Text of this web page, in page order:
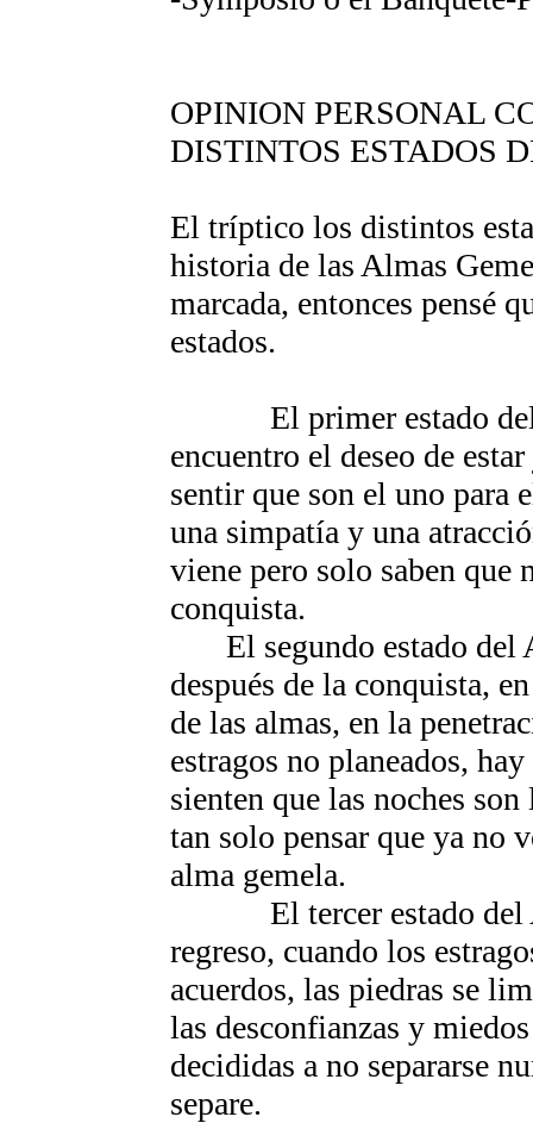
OPINION PERSONAL
DISTINTOS ESTADOS
El tríptico los distintos
historia de las Almas
marcada, entonces pensé
estados.
El primer estado
encuentro el deseo de
sentir que son el uno para
una simpatía y una
viene pero solo saben que
conquista.
El segundo estado
después de la conquista,
de las almas, en la
estragos no planeados,
sienten que las noches
tan solo pensar que ya no
alma gemela.
El tercer estado
regreso, cuando los
acuerdos, las piedras se
las desconfianzas y
decididas a no separarse
separe.